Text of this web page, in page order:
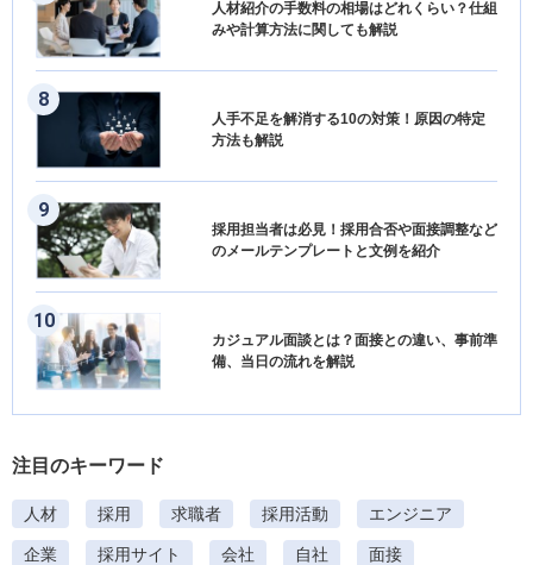
人材紹介の手数料の相場はどれくらい？仕組
みや計算方法に関しても解説
人手不足を解消する10の対策！原因の特定
方法も解説
採用担当者は必見！採用合否や面接調整など
のメールテンプレートと文例を紹介
カジュアル面談とは？面接との違い、事前準
備、当日の流れを解説
注目のキーワード
人材 採用 求職者 採用活動 エンジニア
企業 採用サイト 会社 自社 面接